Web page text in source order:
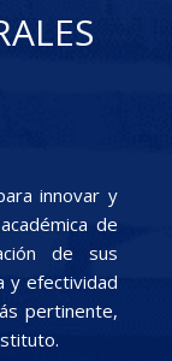
innovar y
de
de sus
y efectividad
pertinente,